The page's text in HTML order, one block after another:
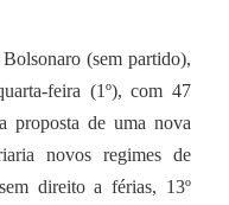
(sem partido),
feira (1º), com 47
proposta de uma nova
novos regimes de
direito a férias, 13º